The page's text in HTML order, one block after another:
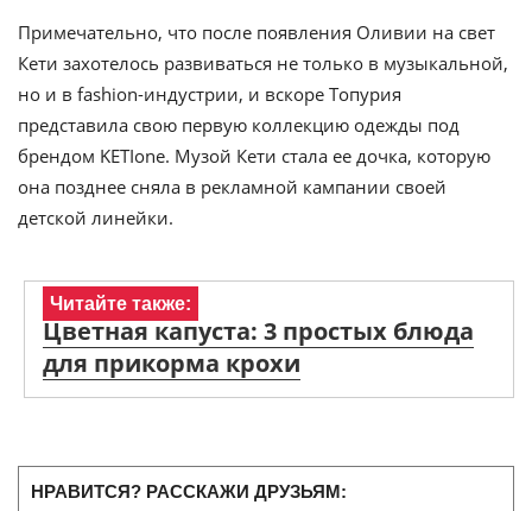
Примечательно, что после появления Оливии на свет
Кети захотелось развиваться не только в музыкальной,
но и в fashion-индустрии, и вскоре Топурия
представила свою первую коллекцию одежды под
брендом KETIone. Музой Кети стала ее дочка, которую
она позднее сняла в рекламной кампании своей
детской линейки.
Читайте также:
Цветная капуста: 3 простых блюда
для прикорма крохи
НРАВИТСЯ? РАССКАЖИ ДРУЗЬЯМ: